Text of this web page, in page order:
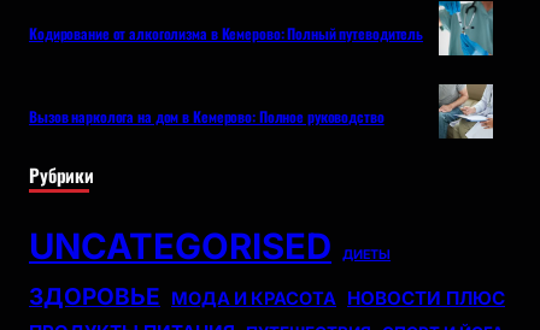
Кодирование от алкоголизма в Кемерово: Полный путеводитель
Вызов нарколога на дом в Кемерово: Полное руководство
Рубрики
UNCATEGORISED ДИЕТЫ
ЗДОРОВЬЕ МОДА И КРАСОТА НОВОСТИ ПЛЮС